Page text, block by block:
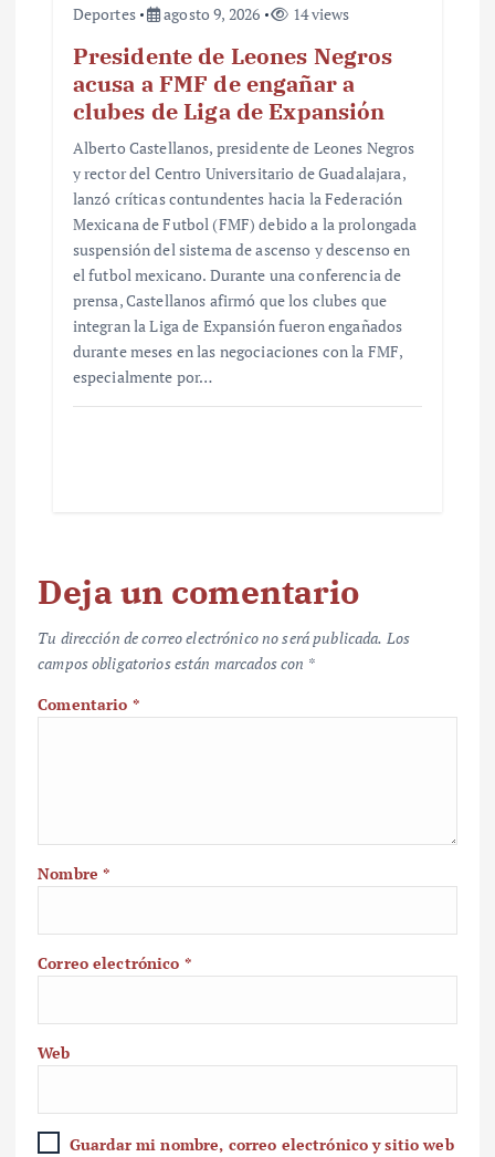
Deportes agosto 9, 2026 14 views
Presidente de Leones Negros
acusa a FMF de engañar a
clubes de Liga de Expansión
Alberto Castellanos, presidente de Leones Negros
y rector del Centro Universitario de Guadalajara,
lanzó críticas contundentes hacia la Federación
Mexicana de Futbol (FMF) debido a la prolongada
suspensión del sistema de ascenso y descenso en
el futbol mexicano. Durante una conferencia de
prensa, Castellanos afirmó que los clubes que
integran la Liga de Expansión fueron engañados
durante meses en las negociaciones con la FMF,
especialmente por…
Deja un comentario
Tu dirección de correo electrónico no será publicada. Los
campos obligatorios están marcados con *
Comentario *
Nombre*
Correo electrónico *
Web
Guardar mi nombre, correo electrónico y sitio web